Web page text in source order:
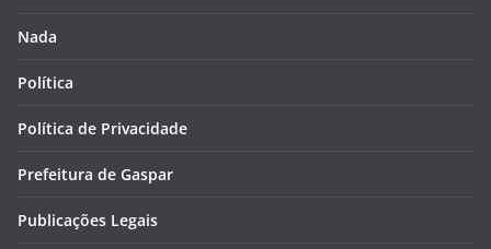
Nada
Política
Política de Privacidade
Prefeitura de Gaspar
Publicações Legais